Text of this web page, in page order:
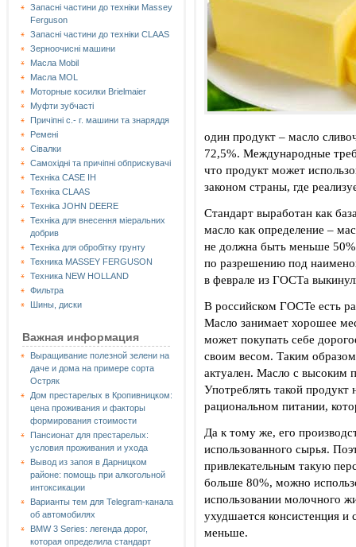
Запасні частини до техніки Massey
Ferguson
Запасні частини до техніки СLAAS
Зерноочисні машини
Масла Mobil
Масла MOL
Моторные косилки Brielmaier
Муфти зубчасті
Причіпні с.- г. машини та знаряддя
Ремені
Сівалки
Самохідні та причіпні обприскувачі
Техніка CASE IH
Техніка CLAAS
Техніка JOHN DEERE
Техніка для внесення міеральних
добрив
Техніка для обробітку грунту
Техника MASSEY FERGUSON
Техника NEW HOLLAND
Фильтра
Шины, диски
Важная информация
Выращивание полезной зелени на
даче и дома на примере сорта
Остряк
Дом престарелых в Кропивницком:
цена проживания и факторы
формирования стоимости
Пансионат для престарелых:
условия проживания и ухода
Вывод из запоя в Дарницком
районе: помощь при алкогольной
интоксикации
Варианты тем для Telegram-канала
об автомобилях
BMW 3 Series: легенда дорог,
которая определила стандарт
один продукт – масло
72,5%. Международные
что продукт может
законом страны, где
Стандарт выработан как
масло как определение –
не должна быть меньше
по разрешению под
в феврале из ГОСТа
В российском ГОСТе есть
Масло занимает хорошее
может покупать себе
своим весом. Таким
актуален. Масло с высоким
Употреблять такой продукт
рациональном питании,
Да к тому же, его
использованного сырья.
привлекательным такую
больше 80%, можно
использовании молочного
ухудшается консистенция
меньше.